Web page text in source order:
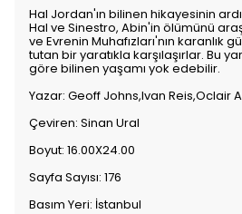
Hal Jordan'ın bilinen hikayesinin
Hal ve Sinestro, Abin'in ölümünü
ve Evrenin Muhafızları'nın karanlık
tutan bir yaratıkla karşılaşırlar. Bu
göre bilinen yaşamı yok edebilir.
Yazar: Geoff Johns,Ivan Reis,Oclair
Çeviren: Sinan Ural
Boyut: 16.00X24.00
Sayfa Sayısı: 176
Basım Yeri: İstanbul